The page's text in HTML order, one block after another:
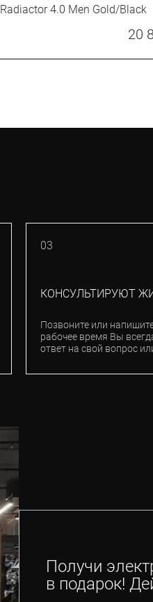
Radiactor 4.0 Men Gold/Black
20
03
КОНСУЛЬТИРУЮТ
Позвоните или
рабочее время Вы
ответ на свой вопрос
Получи
в подарок!